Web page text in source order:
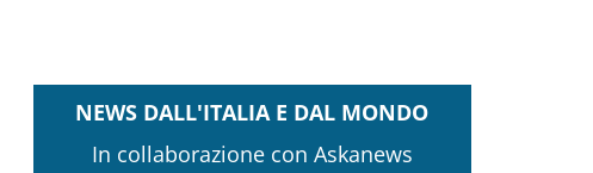
NEWS DALL'ITALIA E DAL MONDO
In collaborazione con Askanews